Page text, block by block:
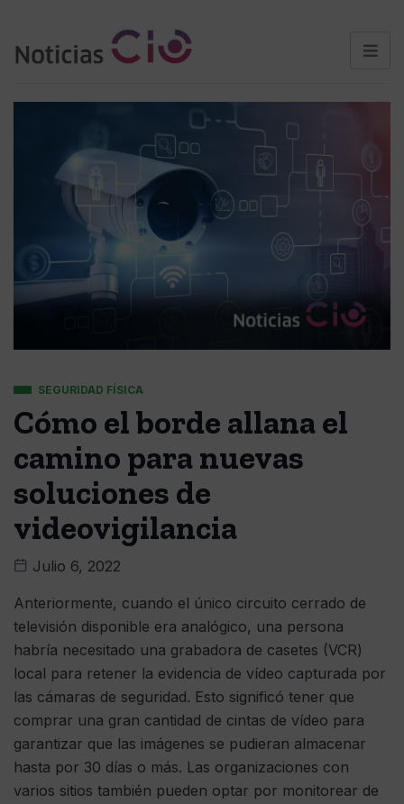
SEGURIDAD FÍSICA
Cómo el borde allana el
camino para nuevas
soluciones de
videovigilancia
Julio 6, 2022
Anteriormente, cuando el único circuito cerrado de
televisión disponible era analógico, una persona
habría necesitado una grabadora de casetes (VCR)
local para retener la evidencia de vídeo capturada por
las cámaras de seguridad. Esto significó tener que
comprar una gran cantidad de cintas de vídeo para
garantizar que las imágenes se pudieran almacenar
hasta por 30 días o más. Las organizaciones con
varios sitios también pueden optar por monitorear de